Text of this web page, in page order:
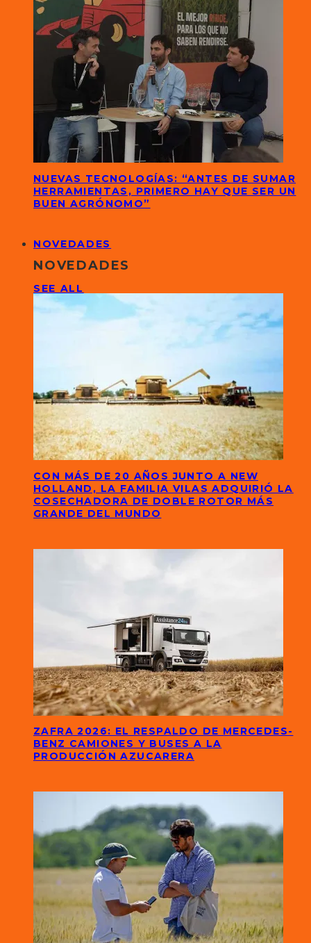
NUEVAS TECNOLOGÍAS: “ANTES DE SUMAR
HERRAMIENTAS, PRIMERO HAY QUE SER UN
BUEN AGRÓNOMO”
NOVEDADES
NOVEDADES
SEE ALL
CON MÁS DE 20 AÑOS JUNTO A NEW
HOLLAND, LA FAMILIA VILAS ADQUIRIÓ LA
COSECHADORA DE DOBLE ROTOR MÁS
GRANDE DEL MUNDO
ZAFRA 2026: EL RESPALDO DE MERCEDES-
BENZ CAMIONES Y BUSES A LA
PRODUCCIÓN AZUCARERA